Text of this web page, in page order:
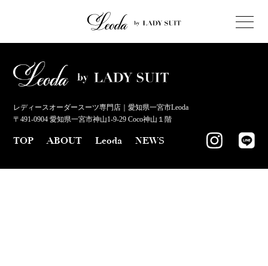
レディースオーダースーツ専門店｜愛知県一宮市Leoda
〒491-0904 愛知県一宮市神山1-9-29 Coco神山１階
TOP ABOUT Leoda NEWS